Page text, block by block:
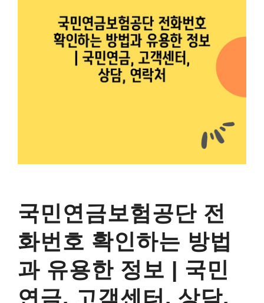
국민연금보험공단 전
화번호 확인하는 방법
과 유용한 정보 | 국민
연금, 고객센터, 상담,